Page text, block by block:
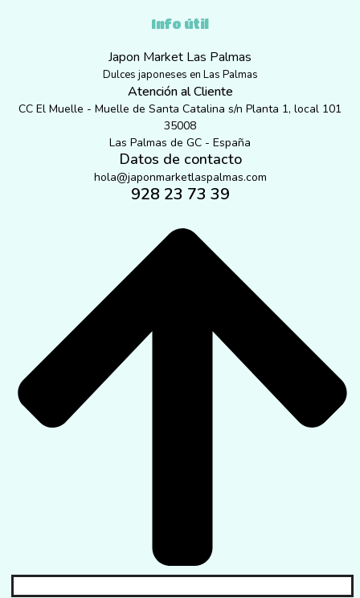
Info útil
Japon Market Las Palmas
Dulces japoneses en Las Palmas
Atención al Cliente
CC El Muelle - Muelle de Santa Catalina s/n Planta 1, local 101
35008
Las Palmas de GC - España
Datos de contacto
hola@japonmarketlaspalmas.com
928 23 73 39